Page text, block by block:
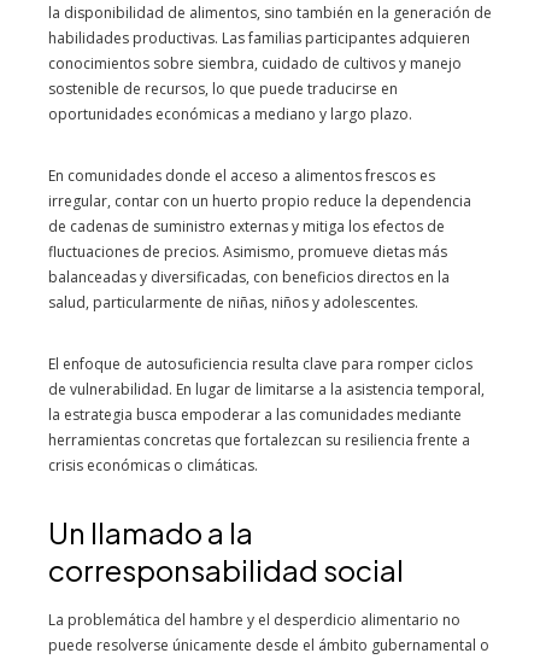
la disponibilidad de alimentos, sino también en la generación de
habilidades productivas. Las familias participantes adquieren
conocimientos sobre siembra, cuidado de cultivos y manejo
sostenible de recursos, lo que puede traducirse en
oportunidades económicas a mediano y largo plazo.
En comunidades donde el acceso a alimentos frescos es
irregular, contar con un huerto propio reduce la dependencia
de cadenas de suministro externas y mitiga los efectos de
fluctuaciones de precios. Asimismo, promueve dietas más
balanceadas y diversificadas, con beneficios directos en la
salud, particularmente de niñas, niños y adolescentes.
El enfoque de autosuficiencia resulta clave para romper ciclos
de vulnerabilidad. En lugar de limitarse a la asistencia temporal,
la estrategia busca empoderar a las comunidades mediante
herramientas concretas que fortalezcan su resiliencia frente a
crisis económicas o climáticas.
Un llamado a la
corresponsabilidad social
La problemática del hambre y el desperdicio alimentario no
puede resolverse únicamente desde el ámbito gubernamental o